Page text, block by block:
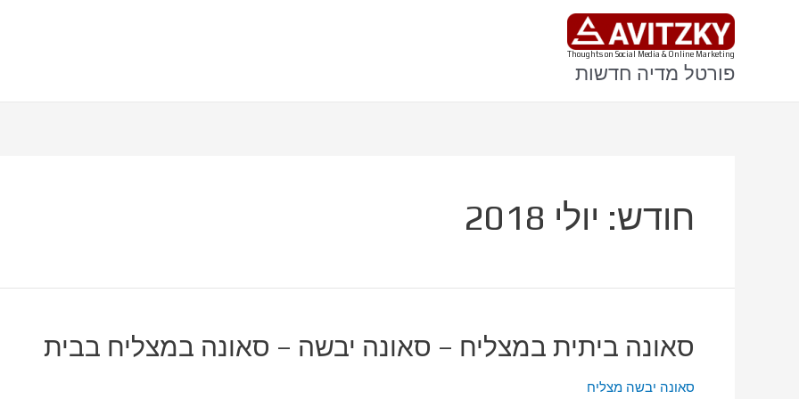
Thoughts on Social Media & Online Marketing
פורטל מדיה חדשות
חודש: יולי 2018
סאונה ביתית במצליח – סאונה יבשה – סאונה במצליח בבית
סאונה יבשה מצליח